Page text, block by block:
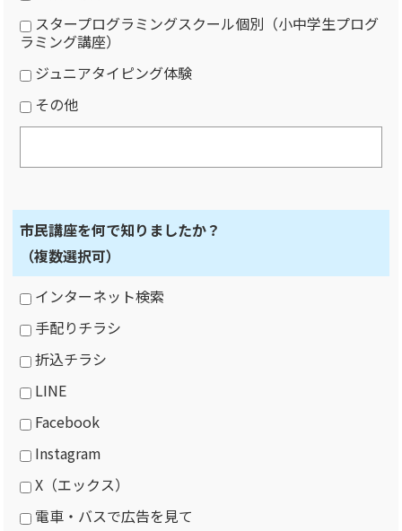
スタープログラミングスクール個別（小中学生プログ
ラミング講座）
ジュニアタイピング体験
その他
市民講座を何で知りましたか？
（複数選択可）
インターネット検索
手配りチラシ
折込チラシ
LINE
Facebook
Instagram
X（エックス）
電車・バスで広告を見て